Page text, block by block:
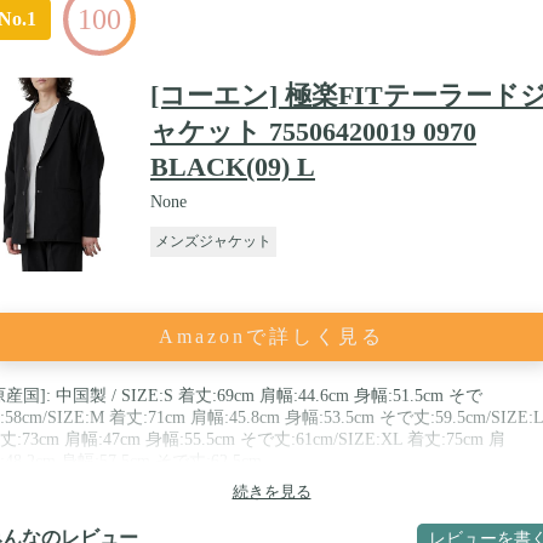
100
[コーエン] 極楽FITテーラード
ャケット 75506420019 0970
BLACK(09) L
None
メンズジャケット
Amazonで詳しく見る
産国]: 中国製 / SIZE:S 着丈:69cm 肩幅:44.6cm 身幅:51.5cm そで
SIZE:M 着丈:71cm 肩幅:45.8cm 身幅:53.5cm そで丈:59.5cm/SIZE:L
:73cm 肩幅:47cm 身幅:55.5cm そで丈:61cm/SIZE:XL 着丈:75cm 肩
続きを見る
なのレビュー レビューを書